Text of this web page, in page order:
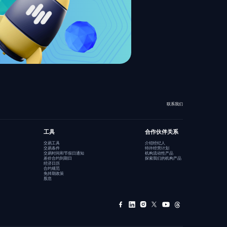
联系我们
工具
交易工具
交易条件
交易时间和节假日通知
差价合约到期日
经济日历
合约规范
免掉期政策
股息
合作伙伴关系
介绍经纪人
特许经营计划
机构流动性产品
探索我们的机构产品